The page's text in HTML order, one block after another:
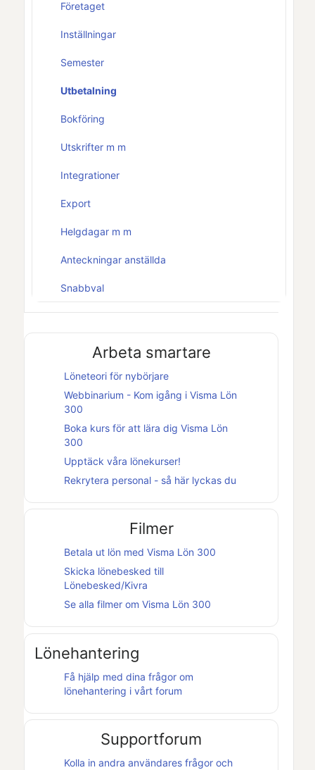
Företaget
Inställningar
Semester
Utbetalning
Bokföring
Utskrifter m m
Integrationer
Export
Helgdagar m m
Anteckningar anställda
Snabbval
Arbeta smartare
Löneteori för nybörjare
Webbinarium - Kom igång i Visma Lön
300
Boka kurs för att lära dig Visma Lön
300
Upptäck våra lönekurser!
Rekrytera personal - så här lyckas du
Filmer
Betala ut lön med Visma Lön 300
Skicka lönebesked till
Lönebesked/Kivra
Se alla filmer om Visma Lön 300
Lönehantering
Få hjälp med dina frågor om
lönehantering i vårt forum
Supportforum
Kolla in andra användares frågor och